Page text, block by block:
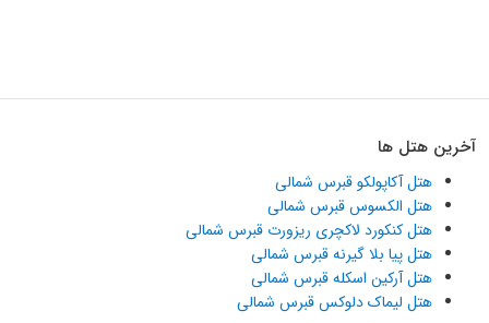
آخرین هتل ها
هتل آکاپولکو قبرس شمالی
هتل الکسوس قبرس شمالی
هتل کنکورد لاکچری ریزورت قبرس شمالی
هتل پیا بلا گیرنه قبرس شمالی
هتل آرکین اسکله قبرس شمالی
هتل لیماک دلوکس قبرس شمالی